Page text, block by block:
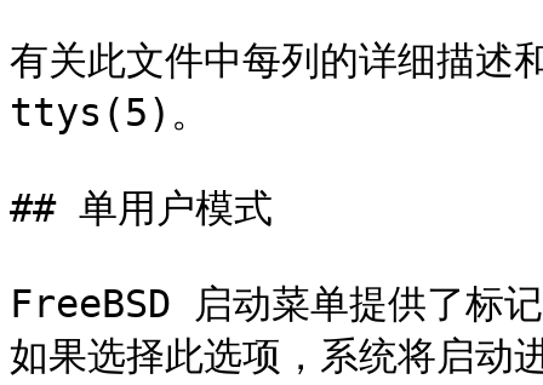
有关此文件中每列的详细描述
ttys(5)。
## 单用户模式
FreeBSD 启动菜单提供了
如果选择此选项，系统将启动